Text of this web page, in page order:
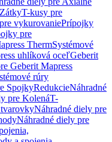
T-kusy pre
vykurovaniePrípojky
pre
ThermSystémové
uhlíková oceľGeberit
Geberit Mapress
rúry
SpojkyRedukcieNáhradné
pre KolenáT-
Náhradné diely pre
Náhradné diely pre